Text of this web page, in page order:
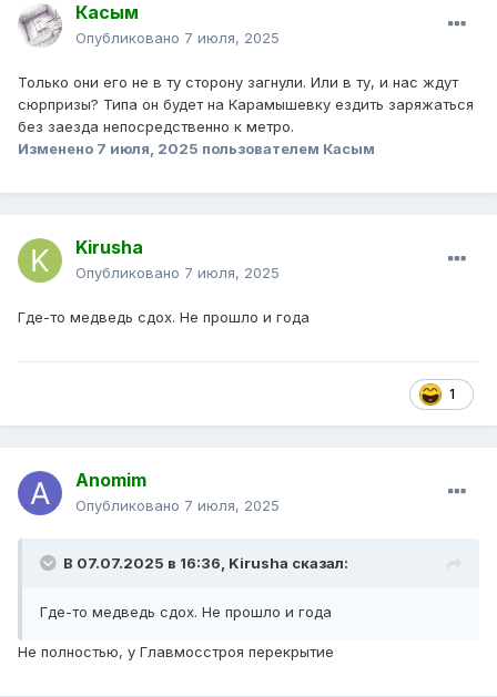
Касым
Опубликовано 7 июля, 2025
Только они его не в ту сторону загнули. Или в ту, и нас ждут
сюрпризы? Типа он будет на Карамышевку ездить заряжаться
без заезда непосредственно к метро.
Изменено 7 июля, 2025 пользователем Касым
Kirusha
Опубликовано 7 июля, 2025
Где-то медведь сдох. Не прошло и года
1
Anomim
Опубликовано 7 июля, 2025
В 07.07.2025 в 16:36, Kirusha сказал:
Где-то медведь сдох. Не прошло и года
Не полностью, у Главмосстроя перекрытие